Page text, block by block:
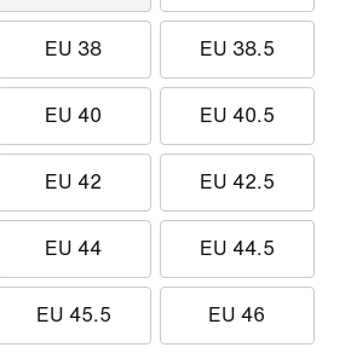
EU 38 EU 38.5
EU 40 EU 40.5
EU 42 EU 42.5
EU 44 EU 44.5
EU 45.5 EU 46